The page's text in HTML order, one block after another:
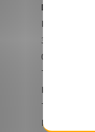
Details
PMR446 /
32 digitaal
0,5 Watt ERP
Tot 8 km
Lithium-ion
Tot 18 uur
IP55 (stof-